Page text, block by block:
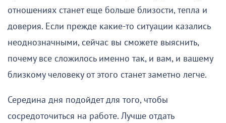
отношениях станет еще больше близости, тепла и
доверия. Если прежде какие-то ситуации казались
неоднозначными, сейчас вы сможете выяснить,
почему все сложилось именно так, и вам, и вашему
близкому человеку от этого станет заметно легче.
Середина дня подойдет для того, чтобы
сосредоточиться на работе. Лучше отдать